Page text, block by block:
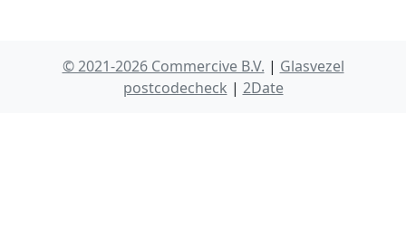
© 2021-2026 Commercive B.V. | Glasvezel
postcodecheck | 2Date